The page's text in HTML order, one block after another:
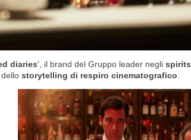
diaries', il brand del Gruppo leader negli spirits
storytelling di respiro cinematografico.